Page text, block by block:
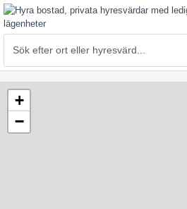
+
−